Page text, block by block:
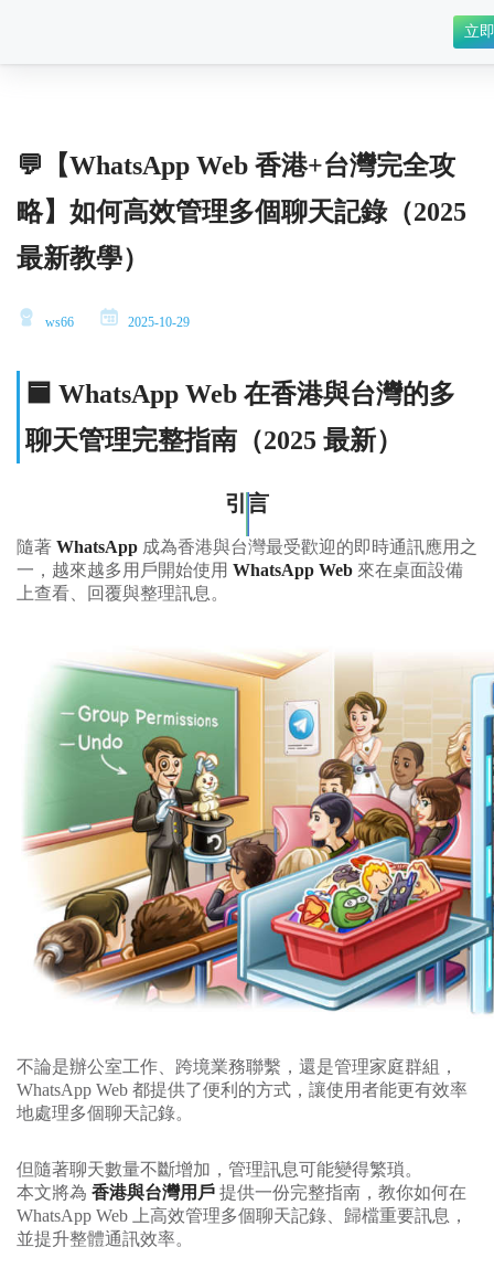
立
💬【WhatsApp Web 香港+台灣完全攻
略】如何高效管理多個聊天記錄（2025
最新教學）
ws66 2025-10-29
🟦 WhatsApp Web 在香港與台灣的多
聊天管理完整指南（2025 最新）
引言
隨著 WhatsApp 成為香港與台灣最受歡迎的即時通訊應用之
一，越來越多用戶開始使用 WhatsApp Web 來在桌面設備
上查看、回覆與整理訊息。
不論是辦公室工作、跨境業務聯繫，還是管理家庭群組，
WhatsApp Web 都提供了便利的方式，讓使用者能更有效率
地處理多個聊天記錄。
但隨著聊天數量不斷增加，管理訊息可能變得繁瑣。
本文將為 香港與台灣用戶 提供一份完整指南，教你如何在
WhatsApp Web 上高效管理多個聊天記錄、歸檔重要訊息，
並提升整體通訊效率。